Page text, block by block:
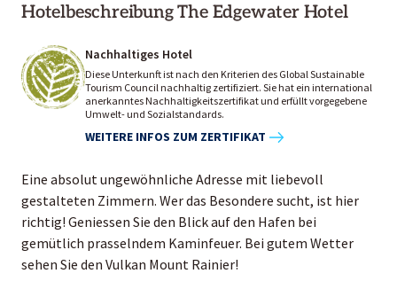
Hotelbeschreibung The Edgewater Hotel
Nachhaltiges Hotel
Diese Unterkunft ist nach den Kriterien des Global Sustainable
Tourism Council nachhaltig zertifiziert. Sie hat ein international
anerkanntes Nachhaltigkeitszertifikat und erfüllt vorgegebene
Umwelt- und Sozialstandards.
WEITERE INFOS ZUM ZERTIFIKAT
Eine absolut ungewöhnliche Adresse mit liebevoll
gestalteten Zimmern. Wer das Besondere sucht, ist hier
richtig! Geniessen Sie den Blick auf den Hafen bei
gemütlich prasselndem Kaminfeuer. Bei gutem Wetter
sehen Sie den Vulkan Mount Rainier!